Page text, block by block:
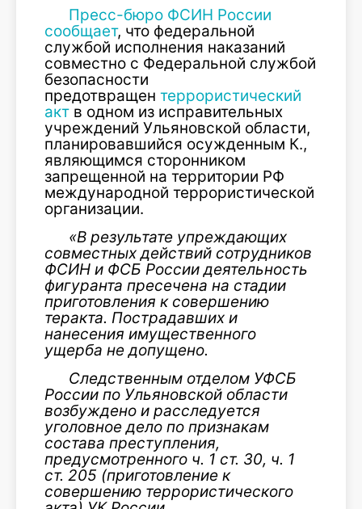
Пресс-бюро ФСИН России
сообщает, что федеральной
службой исполнения наказаний
совместно с Федеральной службой
безопасности
предотвращен террористический
акт в одном из исправительных
учреждений Ульяновской области,
планировавшийся осужденным К.,
являющимся сторонником
запрещенной на территории РФ
международной террористической
организации.
«В результате упреждающих
совместных действий сотрудников
ФСИН и ФСБ России деятельность
фигуранта пресечена на стадии
приготовления к совершению
теракта. Пострадавших и
нанесения имущественного
ущерба не допущено.
Следственным отделом УФСБ
России по Ульяновской области
возбуждено и расследуется
уголовное дело по признакам
состава преступления,
предусмотренного ч. 1 ст. 30, ч. 1
ст. 205 (приготовление к
совершению террористического